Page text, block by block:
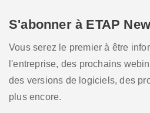
S'abonner à ETAP
Vous serez le premier à être
l'entreprise, des prochains
des versions de logiciels, des
plus encore.